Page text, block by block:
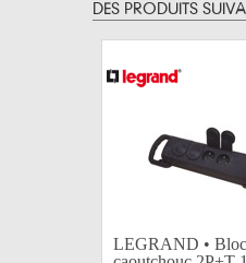
DES PRODUITS
LEGRAND •